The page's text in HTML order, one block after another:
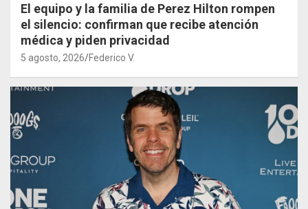
El equipo y la familia de Perez Hilton rompen
el silencio: confirman que recibe atención
médica y piden privacidad
5 agosto, 2026 Federico V.